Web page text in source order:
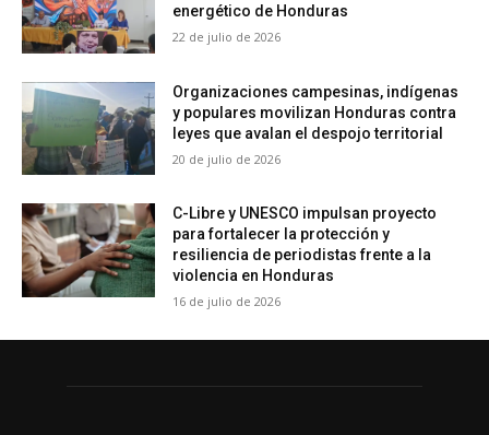
energético de Honduras
22 de julio de 2026
Organizaciones campesinas, indígenas
y populares movilizan Honduras contra
leyes que avalan el despojo territorial
20 de julio de 2026
C-Libre y UNESCO impulsan proyecto
para fortalecer la protección y
resiliencia de periodistas frente a la
violencia en Honduras
16 de julio de 2026